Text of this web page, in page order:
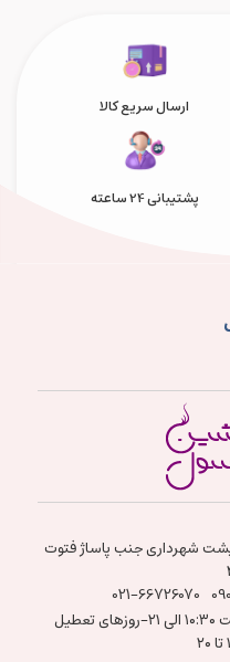
ارسال سریع کالا
پشتیبانی 24 ساعته
شهرداری جنب پاساژ فتوت
021-66726070
شنبه تا پنجشنبه ساعت ۱۰:۳۰ الی ۲۱-روزهای تعطیل